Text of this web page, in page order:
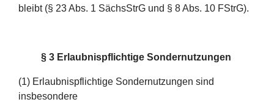
bleibt (§ 23 Abs. 1 SächsStrG und § 8 Abs. 10 FStrG).
§ 3 Erlaubnispflichtige Sondernutzungen
(1) Erlaubnispflichtige Sondernutzungen sind
insbesondere